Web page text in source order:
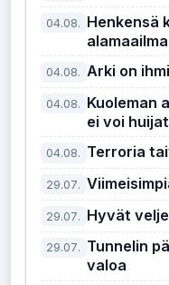
04.08. Henkensä
04.08. Arki on
04.08. Kuoleman
ei voi
04.08. Terroria
29.07.
29.07. Hyvät
29.07. Tunnelin
valoa